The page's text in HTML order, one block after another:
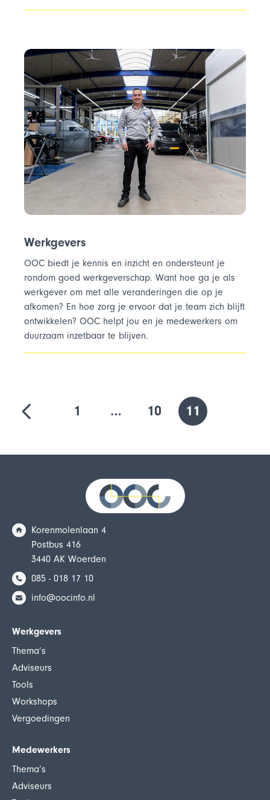
Werkgevers
OOC biedt je kennis en inzicht en ondersteunt je
rondom goed werkgeverschap. Want hoe ga je als
werkgever om met alle veranderingen die op je
afkomen? En hoe zorg je ervoor dat je team zich blijft
ontwikkelen? OOC helpt jou en je medewerkers om
duurzaam inzetbaar te blijven.
1 … 10 11
Korenmolenlaan 4
Postbus 416
3440 AK Woerden
085 - 018 17 10
info@oocinfo.nl
Werkgevers
Thema’s
Adviseurs
Tools
Workshops
Vergoedingen
Medewerkers
Thema’s
Adviseurs